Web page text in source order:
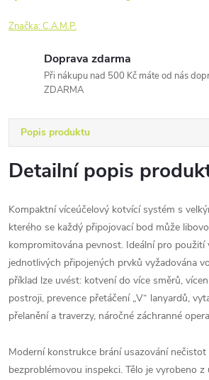
Značka:C.A.M.P.
Doprava zdarma
Při nákupu nad 500 Kč máte od nás
ZDARMA
Popis produktu
Detailní popis
Kompaktní víceúčelový kotvící systém s
kterého se každý připojovací bod může
kompromitována pevnost. Ideální pro použití
jednotlivých připojených prvků vyžadována
příklad lze uvést: kotvení do více směrů,
postroji, prevence přetáčení „V“ lanyardů,
přelanění a traverzy, náročné záchranné
Moderní konstrukce brání usazování
bezproblémovou inspekci. Tělo je vyrobeno z